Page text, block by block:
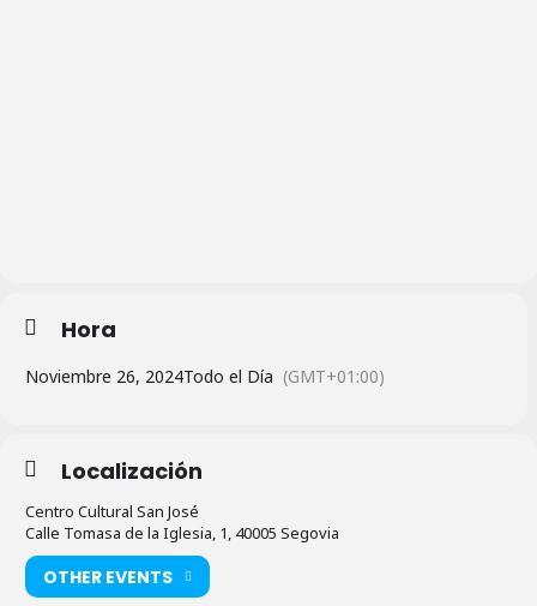
Hora
Noviembre 26, 2024Todo el Día (GMT+01:00)
Localización
Centro Cultural San José
Calle Tomasa de la Iglesia, 1, 40005 Segovia
OTHER EVENTS